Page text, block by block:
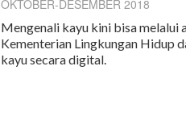
OKTOBER-DESEMBER 2018
Mengenali kayu kini bisa melalui
Kementerian Lingkungan Hidup
kayu secara digital.